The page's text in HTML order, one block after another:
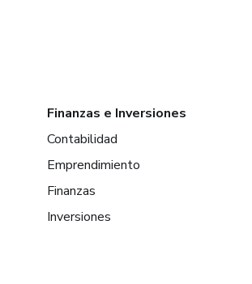
Finanzas e Inversiones
Contabilidad
Emprendimiento
Finanzas
Inversiones